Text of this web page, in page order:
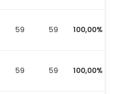
59 59 100,00%
59 59 100,00%